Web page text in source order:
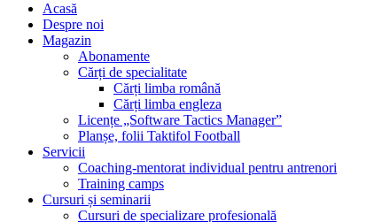
Acasă
Despre noi
Magazin
Abonamente
Cărți de specialitate
Cărți limba română
Cărți limba engleza
Licențe „Software Tactics Manager”
Planșe, folii Taktifol Football
Servicii
Coaching-mentorat individual pentru antrenori
Training camps
Cursuri și seminarii
Cursuri de specializare profesională